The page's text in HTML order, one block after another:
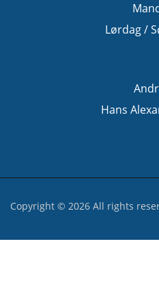
Lørdag /
Hans
Copyright © 2026 All rights